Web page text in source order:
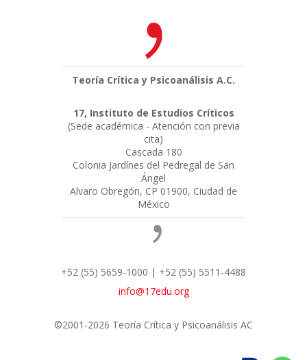
Teoría Crítica y Psicoanálisis A.C.
17, Instituto de Estudios Críticos
(Sede académica - Atención con previa
cita)
Cascada 180
Colonia Jardínes del Pedregal de San
Ángel
Alvaro Obregón, CP 01900, Ciudad de
México
+52 (55) 5659-1000 | +52 (55) 5511-4488
info@17edu.org
©2001-2026 Teoría Crítica y Psicoanálisis AC